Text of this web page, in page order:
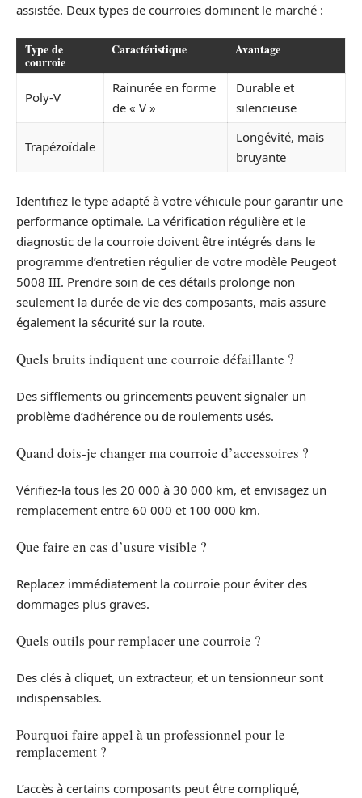
assistée. Deux types de courroies dominent le marché :
Type de
courroie
Caractéristique Avantage
Poly-V
Rainurée en forme
de « V »
Durable et
silencieuse
Trapézoïdale
Longévité, mais
bruyante
Identifiez le type adapté à votre véhicule pour garantir une
performance optimale. La vérification régulière et le
diagnostic de la courroie doivent être intégrés dans le
programme d’entretien régulier de votre modèle Peugeot
5008 III. Prendre soin de ces détails prolonge non
seulement la durée de vie des composants, mais assure
également la sécurité sur la route.
Quels bruits indiquent une courroie défaillante ?
Des sifflements ou grincements peuvent signaler un
problème d’adhérence ou de roulements usés.
Quand dois-je changer ma courroie d’accessoires ?
Vérifiez-la tous les 20 000 à 30 000 km, et envisagez un
remplacement entre 60 000 et 100 000 km.
Que faire en cas d’usure visible ?
Replacez immédiatement la courroie pour éviter des
dommages plus graves.
Quels outils pour remplacer une courroie ?
Des clés à cliquet, un extracteur, et un tensionneur sont
indispensables.
Pourquoi faire appel à un professionnel pour le
remplacement ?
L’accès à certains composants peut être compliqué,